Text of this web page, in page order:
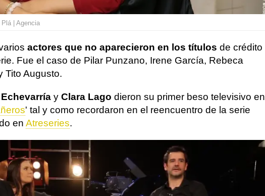
| Agencia
actores que no aparecieron en los títulos de crédito
Fue el caso de Pilar Punzano, Irene García, Rebeca
Tito Augusto.
y Clara Lago dieron su primer beso televisivo en
' tal y como recordaron en el reencuentro de la serie
en Atreseries.
y los Garbo fue el artista que interpretó la mítica canción '
'. Aunque la versión que más se recuerda es la de las
temporadas interpretada por 'Los lunes que nos quedan'.